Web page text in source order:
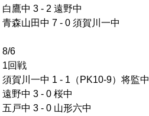
白鷹中 3 - 2 遠野中
青森山田中 7 - 0 須賀川一中
8/6
1回戦
須賀川一中 1 - 1（PK10-9）将監中
遠野中 3 - 0 桜中
五戸中 3 - 0 山形六中